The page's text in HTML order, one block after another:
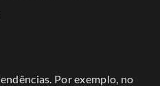
Por exemplo, no